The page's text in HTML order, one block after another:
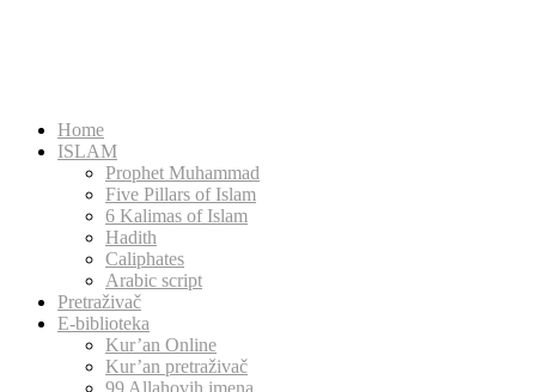
Home
ISLAM
Prophet Muhammad
Five Pillars of Islam
6 Kalimas of Islam
Hadith
Caliphates
Arabic script
Pretraživač
E-biblioteka
Kur’an Online
Kur’an pretraživač
99 Allahovih imena